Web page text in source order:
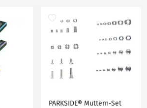
PARKSIDE® Muttern-Set